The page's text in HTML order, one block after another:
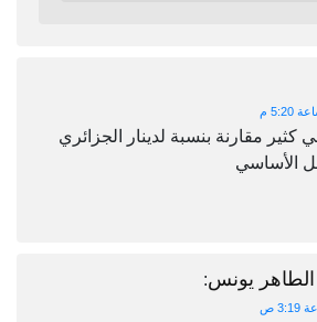
كثير مقارنة بنسبة لدينار الجزائري
الأساسي
يونس: